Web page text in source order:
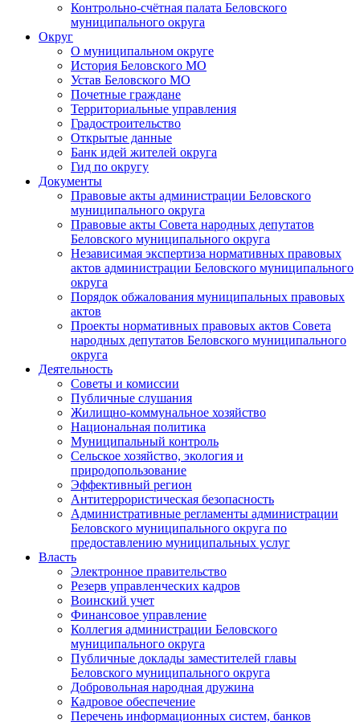
Контрольно-счётная палата Беловского
муниципального округа
Округ
О муниципальном округе
История Беловского МО
Устав Беловского МО
Почетные граждане
Территориальные управления
Градостроительство
Открытые данные
Банк идей жителей округа
Гид по округу
Документы
Правовые акты администрации Беловского
муниципального округа
Правовые акты Совета народных депутатов
Беловского муниципального округа
Независимая экспертиза нормативных правовых
актов администрации Беловского муниципального
округа
Порядок обжалования муниципальных правовых
актов
Проекты нормативных правовых актов Совета
народных депутатов Беловского муниципального
округа
Деятельность
Советы и комиссии
Публичные слушания
Жилищно-коммунальное хозяйство
Национальная политика
Муниципальный контроль
Сельское хозяйство, экология и
природопользование
Эффективный регион
Антитеррористическая безопасность
Административные регламенты администрации
Беловского муниципального округа по
предоставлению муниципальных услуг
Власть
Электронное правительство
Резерв управленческих кадров
Воинский учет
Финансовое управление
Коллегия администрации Беловского
муниципального округа
Публичные доклады заместителей главы
Беловского муниципального округа
Добровольная народная дружина
Кадровое обеспечение
Перечень информационных систем, банков